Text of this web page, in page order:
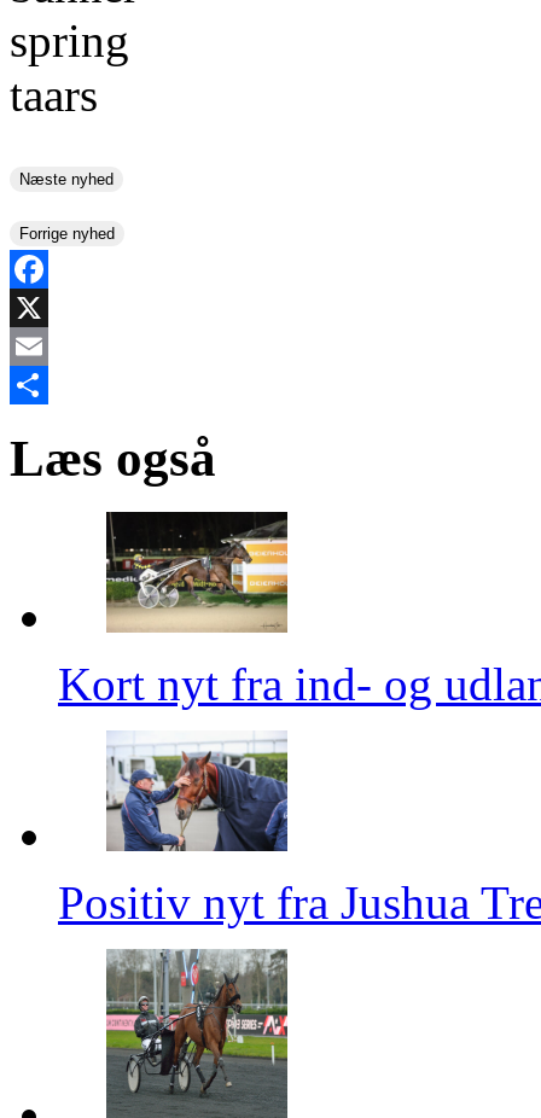
Næste nyhed
Forrige nyhed
Facebook
X
Email
Læs også
Kort nyt fra ind- og
Positiv nyt fra Jushua